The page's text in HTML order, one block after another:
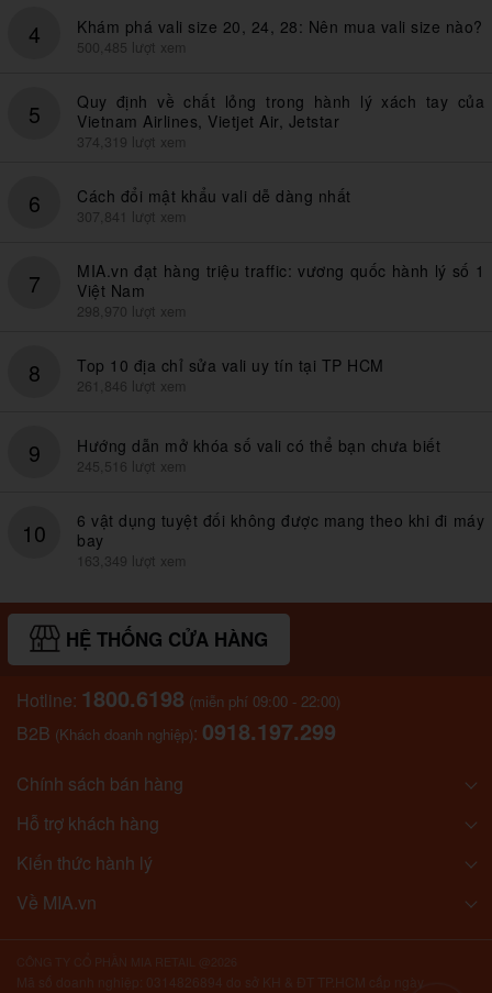
4 Khám phá vali size 20, 24, 28: Nên mua vali size nào?
500,485 lượt xem
5
Quy định về chất lỏng trong hành lý xách tay của
Vietnam Airlines, Vietjet Air, Jetstar
374,319 lượt xem
6 Cách đổi mật khẩu vali dễ dàng nhất
307,841 lượt xem
7
MIA.vn đạt hàng triệu traffic: vương quốc hành lý số 1
Việt Nam
298,970 lượt xem
8 Top 10 địa chỉ sửa vali uy tín tại TP HCM
261,846 lượt xem
9 Hướng dẫn mở khóa số vali có thể bạn chưa biết
245,516 lượt xem
10
6 vật dụng tuyệt đối không được mang theo khi đi máy
bay
163,349 lượt xem
HỆ THỐNG CỬA HÀNG
Hotline: 1800.6198 (miễn phí 09:00 - 22:00)
B2B (Khách doanh nghiệp): 0918.197.299
Chính sách bán hàng
Hỗ trợ khách hàng
Kiến thức hành lý
Về MIA.vn